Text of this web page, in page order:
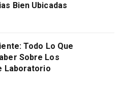
Bien Ubicadas
Todo Lo Que
Sobre Los
Laboratorio